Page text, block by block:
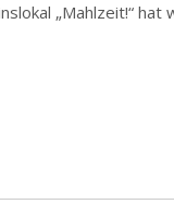
„Mahlzeit!“